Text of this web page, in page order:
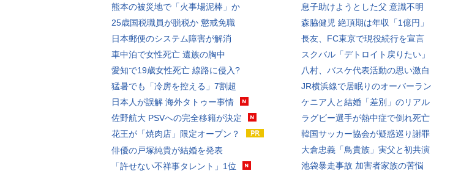
熊本の被災地で「火事場泥棒」か
25歳国税職員が脱税か 懲戒免職
日本郵便のシステム障害が解消
車中泊で女性死亡 遺族の胸中
愛知で19歳女性死亡 線路に侵入?
猛暑でも「冷房を控える」7割超
日本人が誤解 海外タトゥー事情
佐野航大 PSVへの完全移籍が決定
花王が「焼肉店」限定オープン？
俳優の戸塚純貴が結婚を発表
「許せない不祥事タレント」1位
息子助けようとした父 意識不明
森脇健児 絶頂期は年収「1億円」
長友、FC東京で現役続行を宣言
スクバル「デトロイト戻りたい」
八村、バスケ代表活動の思い激白
JR横浜線で居眠りのオーバーラン
ケニア人と結婚「差別」のリアル
ラグビー選手が熱中症で倒れ死亡
韓国サッカー協会が疑惑巡り謝罪
大倉忠義「鳥貴族」実父と初共演
池袋暴走事故 加害者家族の苦悩